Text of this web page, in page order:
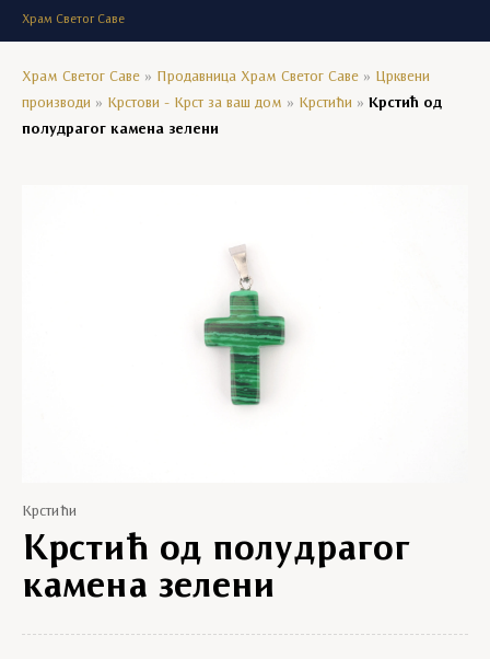
Храм Светог Саве
Храм Светог Саве » Продавница Храм Светог Саве » Црквени
производи » Крстови - Крст за ваш дом » Крстићи » Крстић од
полудрагог камена зелени
Крстићи
Крстић од полудрагог
камена зелени